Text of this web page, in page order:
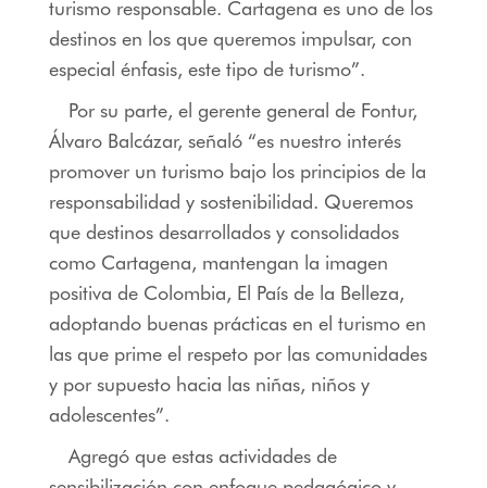
turismo responsable. Cartagena es uno de los
destinos en los que queremos impulsar, con
especial énfasis, este tipo de turismo”.
Por su parte, el gerente general de Fontur,
Álvaro Balcázar, señaló “es nuestro interés
promover un turismo bajo los principios de la
responsabilidad y sostenibilidad. Queremos
que destinos desarrollados y consolidados
como Cartagena, mantengan la imagen
positiva de Colombia, El País de la Belleza,
adoptando buenas prácticas en el turismo en
las que prime el respeto por las comunidades
y por supuesto hacia las niñas, niños y
adolescentes”.
Agregó que estas actividades de